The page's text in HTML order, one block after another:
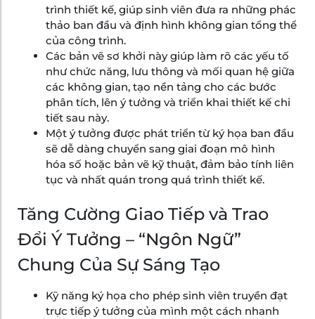
trình thiết kế, giúp sinh viên đưa ra những phác
thảo ban đầu và định hình không gian tổng thể
của công trình.
Các bản vẽ sơ khởi này giúp làm rõ các yếu tố
như chức năng, lưu thông và mối quan hệ giữa
các không gian, tạo nền tảng cho các bước
phân tích, lên ý tưởng và triển khai thiết kế chi
tiết sau này.
Một ý tưởng được phát triển từ ký họa ban đầu
sẽ dễ dàng chuyển sang giai đoạn mô hình
hóa số hoặc bản vẽ kỹ thuật, đảm bảo tính liên
tục và nhất quán trong quá trình thiết kế.
Tăng Cường Giao Tiếp và Trao
Đổi Ý Tưởng – “Ngôn Ngữ”
Chung Của Sự Sáng Tạo
Kỹ năng ký họa cho phép sinh viên truyền đạt
trực tiếp ý tưởng của mình một cách nhanh